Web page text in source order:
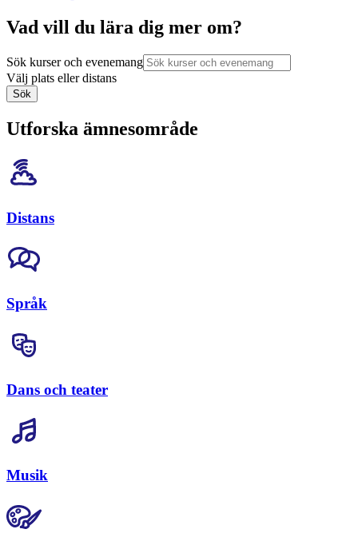
Vad vill du lära dig mer om?
Sök kurser och evenemang
Välj plats eller distans
Sök
Utforska ämnesområde
Distans
Språk
Dans och teater
Musik